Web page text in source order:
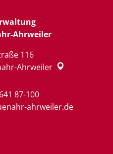
Ahrweiler
116
Ahrweiler
87-100
ahrweiler.de